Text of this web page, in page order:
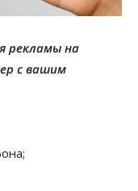
рекламы на
с вашим